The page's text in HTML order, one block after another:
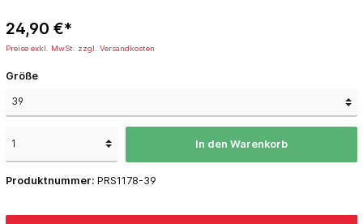
24,90 €*
Preise exkl. MwSt. zzgl. Versandkosten
Größe
In den Warenkorb
Produktnummer: PRS1178-39